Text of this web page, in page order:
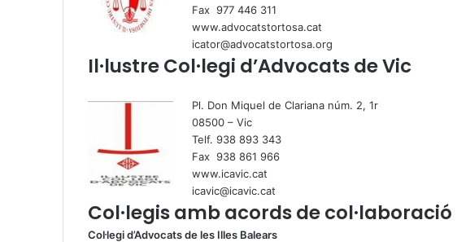
Fax 977 446 311
www.advocatstortosa.cat
icator@advocatstortosa.org
Il·lustre Col·legi d’Advocats de Vic
Pl. Don Miquel de Clariana núm. 2, 1r
08500 – Vic
Telf. 938 893 343
Fax 938 861 966
www.icavic.cat
icavic@icavic.cat
Col·legis amb acords de col·laboració
Col·legi d’Advocats de les Illes Balears